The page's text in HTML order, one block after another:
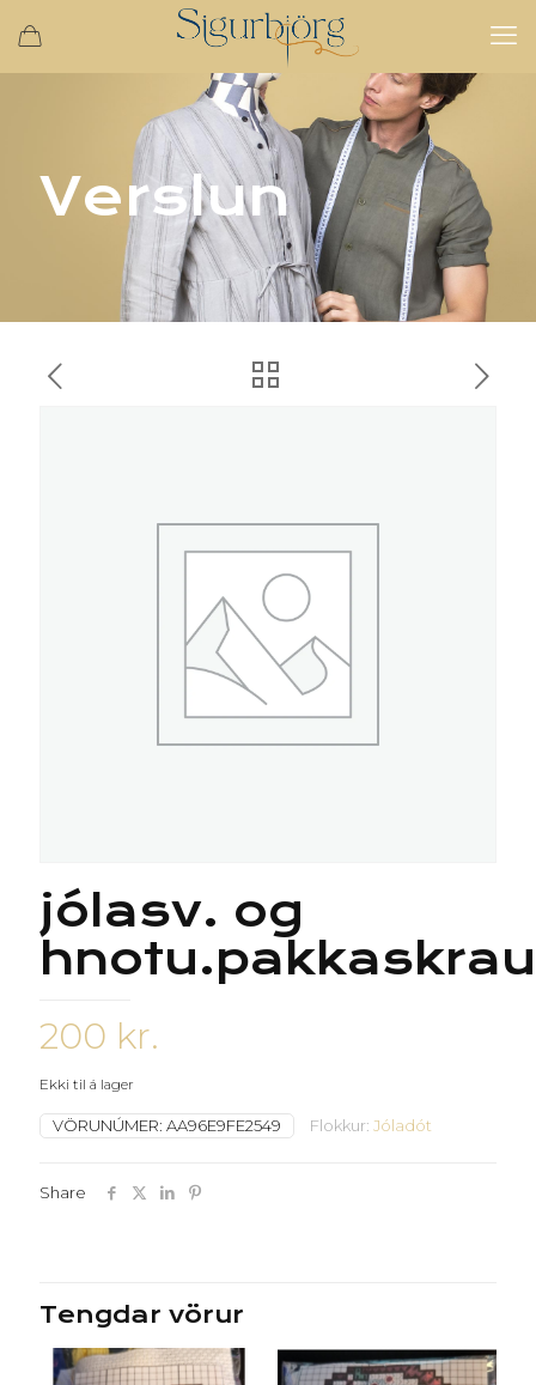
Verslun
jólasv. og
200 kr.
Ekki til á lager
VÖRUNÚMER: AA96E9FE2549 Flokkur: Jóladót
Share
Tengdar vörur